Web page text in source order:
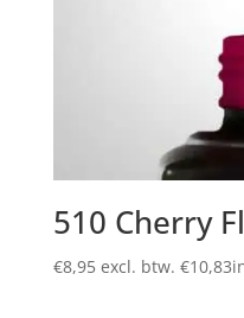
510 Cherry
€8,95 excl. btw. €10,83